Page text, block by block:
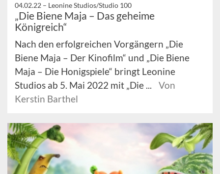
04.02.22 – Leonine Studios/Studio 100
„Die Biene Maja – Das geheime
Königreich“
Nach den erfolgreichen Vorgängern „Die
Biene Maja – Der Kinofilm“ und „Die Biene
Maja – Die Honigspiele“ bringt Leonine
Studios ab 5. Mai 2022 mit „Die ...
Von
Kerstin Barthel